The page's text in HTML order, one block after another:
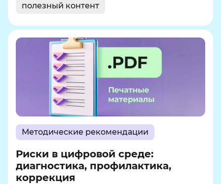
полезный контент
Методические рекомендации
Риски в цифровой среде:
диагностика, профилактика,
коррекция